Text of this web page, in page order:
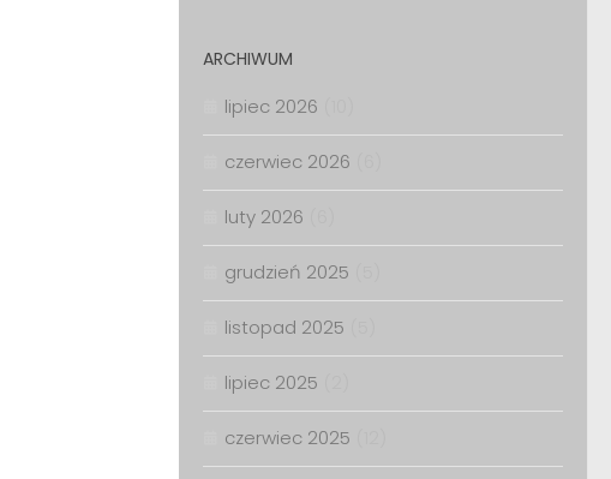
ARCHIWUM
lipiec 2026
czerwiec 2026
luty 2026
grudzień 2025
listopad 2025
lipiec 2025
czerwiec 2025